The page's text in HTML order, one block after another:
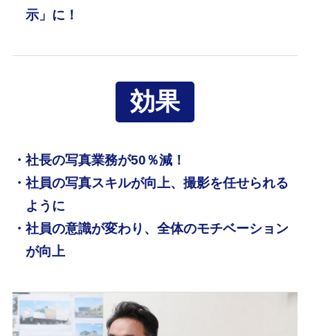
示」に！
効果
・社長の写真業務が50％減！
・社員の写真スキルが向上、撮影を任せられる
ように
・社員の意識が変わり、全体のモチベーション
が向上